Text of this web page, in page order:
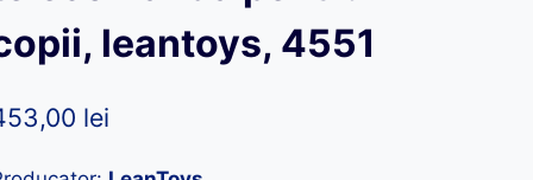
leantoys, 4551
lei